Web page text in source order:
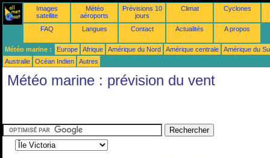
Images
satellite
Météo
aéroports
Prévisions 10
jours
Climat Cyclones
FAQ Langues Contact Actualités A propos
Météo marine : Europe Afrique Amérique du Nord Amérique centrale
Amérique du
Australie
Océan Indien Autres
Météo marine : prévision du vent